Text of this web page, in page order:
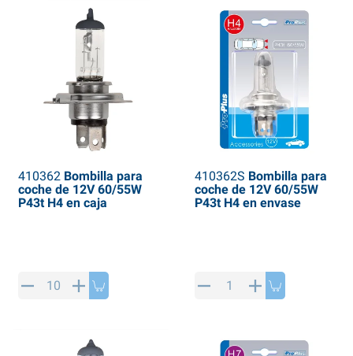
410362Bombilla para
coche de 12V 60/55W
P43t H4 en caja
410362S Bombilla para
coche de 12V 60/55W
P43t H4 en envase